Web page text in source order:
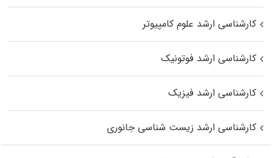
کارشناسی ارشد علوم کامپیوتر
کارشناسی ارشد فوتونیک
کارشناسی ارشد فیزیک
کارشناسی ارشد زیست‌ شناسی جانوری